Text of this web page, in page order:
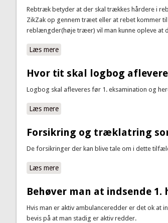
Rebtræk betyder at der skal trækkes hårdere i
ZikZak op gennem træet eller at rebet kommer
reblængder(høje træer) vil man kunne opleve at
Læs mereom Hvad er Rebtræk?
Hvor tit skal logbog
Logbog skal afleveres før 1. eksamination og
Læs mereom Hvor tit skal logbog afleveres?
Forsikring og træklatring
De forsikringer der kan blive tale om i dette
Læs mereom Forsikring og træklatring som
Behøver man at indsende
Hvis man er aktiv ambulanceredder er det ok at
bevis på at man stadig er aktiv redder.